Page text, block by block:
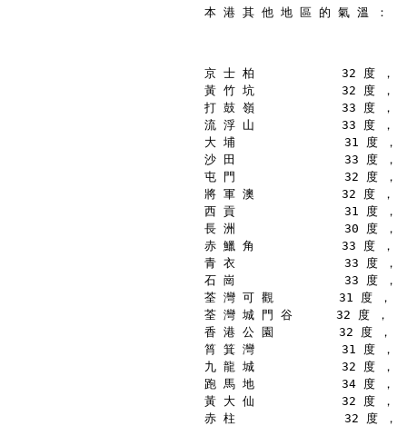
本 港 其 他 地 區 的 氣 溫 ：
京 士 柏            32 度 ，
黃 竹 坑            32 度 ，
打 鼓 嶺            33 度 ，
流 浮 山            33 度 ，
大 埔               31 度 ，
沙 田               33 度 ，
屯 門               32 度 ，
將 軍 澳            32 度 ，
西 貢               31 度 ，
長 洲               30 度 ，
赤 鱲 角            33 度 ，
青 衣               33 度 ，
石 崗               33 度 ，
荃 灣 可 觀         31 度 ，
荃 灣 城 門 谷      32 度 ，
香 港 公 園         32 度 ，
筲 箕 灣            31 度 ，
九 龍 城            32 度 ，
跑 馬 地            34 度 ，
黃 大 仙            32 度 ，
赤 柱               32 度 ，